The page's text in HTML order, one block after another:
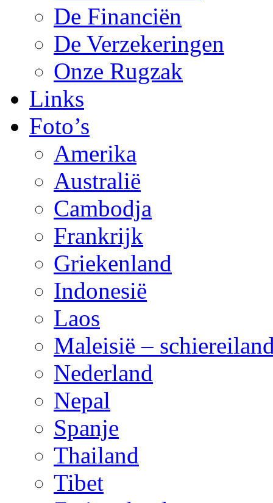
De Financiën
De Verzekeringen
Onze Rugzak
Links
Foto’s
Amerika
Australië
Cambodja
Frankrijk
Griekenland
Indonesië
Laos
Maleisië –
Nederland
Nepal
Spanje
Thailand
Tibet